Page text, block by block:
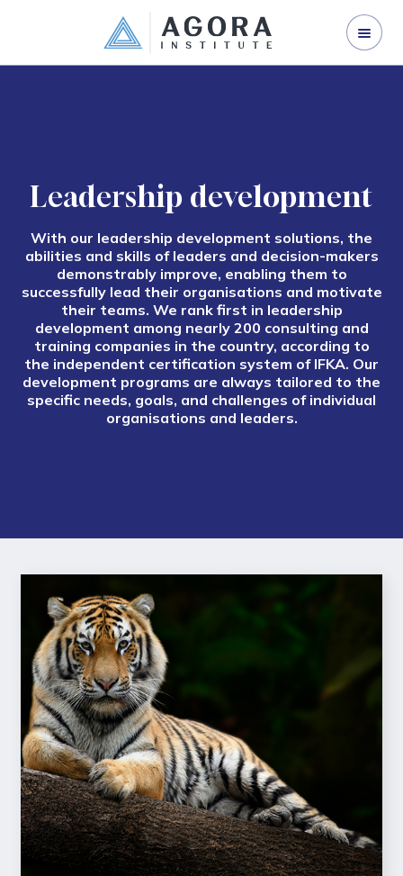
ORGANISATION DEVELOPMENT
CONTACT US
Leadership development
With our leadership development solutions, the
abilities and skills of leaders and decision-makers
demonstrably improve, enabling them to
successfully lead their organisations and motivate
their teams. We rank first in leadership
development among nearly 200 consulting and
training companies in the country, according to
the independent certification system of IFKA. Our
development programs are always tailored to the
specific needs, goals, and challenges of individual
organisations and leaders.